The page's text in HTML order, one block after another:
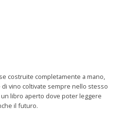
costruite completamente a mano,
vino coltivate sempre nello stesso
libro aperto dove poter leggere
il futuro.